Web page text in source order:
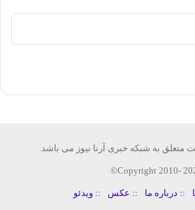
متعلق به شبکه خبری آرنا نیوز می باشد.
Copyright 2010-
:: درباره ما :: عکس :: ویدئو